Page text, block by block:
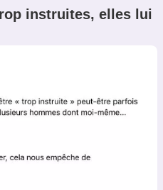
instruites, elles lui